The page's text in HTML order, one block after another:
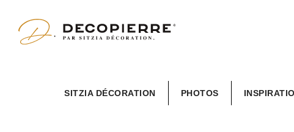
SITZIA DÉCORATION PHOTOS